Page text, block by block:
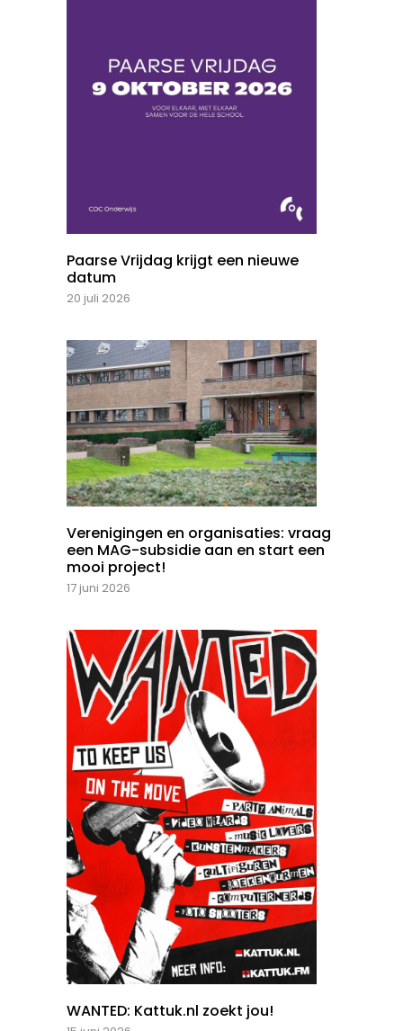
Paarse Vrijdag krijgt een nieuwe
datum
20 juli 2026
Verenigingen en organisaties: vraag
een MAG-subsidie aan en start een
mooi project!
17 juni 2026
WANTED: Kattuk.nl zoekt jou!